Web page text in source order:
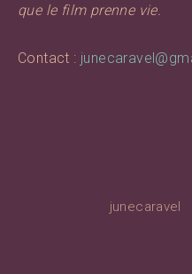
que le film prenne vie.
Contact :
junecaravel